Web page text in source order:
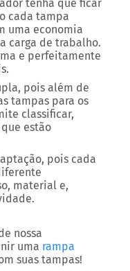
tenha que ficar
cada tampa
uma economia
carga de trabalho.
e perfeitamente
pois além de
tampas para os
classificar,
estão
pois cada
material e,
nossa
uma rampa
suas tampas!